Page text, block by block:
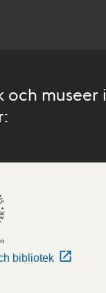
museer i
bibliotek